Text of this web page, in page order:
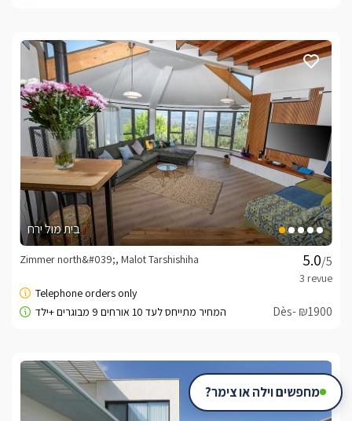
בית מול ירח
/5
Zimmer north&#039;, Malot Tarshishiha
Dès- ₪1900
מחפשים וילה או צימר?